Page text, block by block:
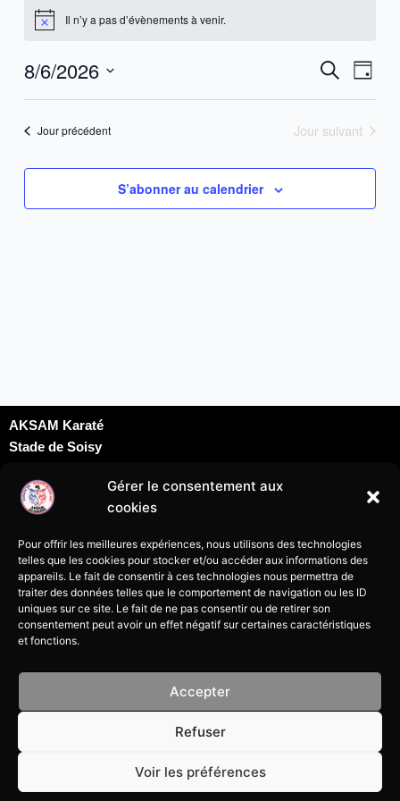
Gérer le consentement aux
cookies
Pour offrir les meilleures expériences, nous utilisons des technologies
telles que les cookies pour stocker et/ou accéder aux informations des
appareils. Le fait de consentir à ces technologies nous permettra de
traiter des données telles que le comportement de navigation ou les ID
uniques sur ce site. Le fait de ne pas consentir ou de retirer son
consentement peut avoir un effet négatif sur certaines caractéristiques
et fonctions.
Accepter
Refuser
Voir les préférences
2026
Notice Il n’y a pas d’évènements à venir.
Recherche
de
Évènements
Recherche
Jour
8/6/2026
date.Jour précédent Jour suivant
S’abonner au calendrier
AKSAM Karaté
Stade de Soisy
Rue du docteur Schweitzer
95230 Soisy sous Montmorency
07 69 24 09 69
Politique de cookies
Tous droits réservés à l’association Aksam Karaté de Soisy-